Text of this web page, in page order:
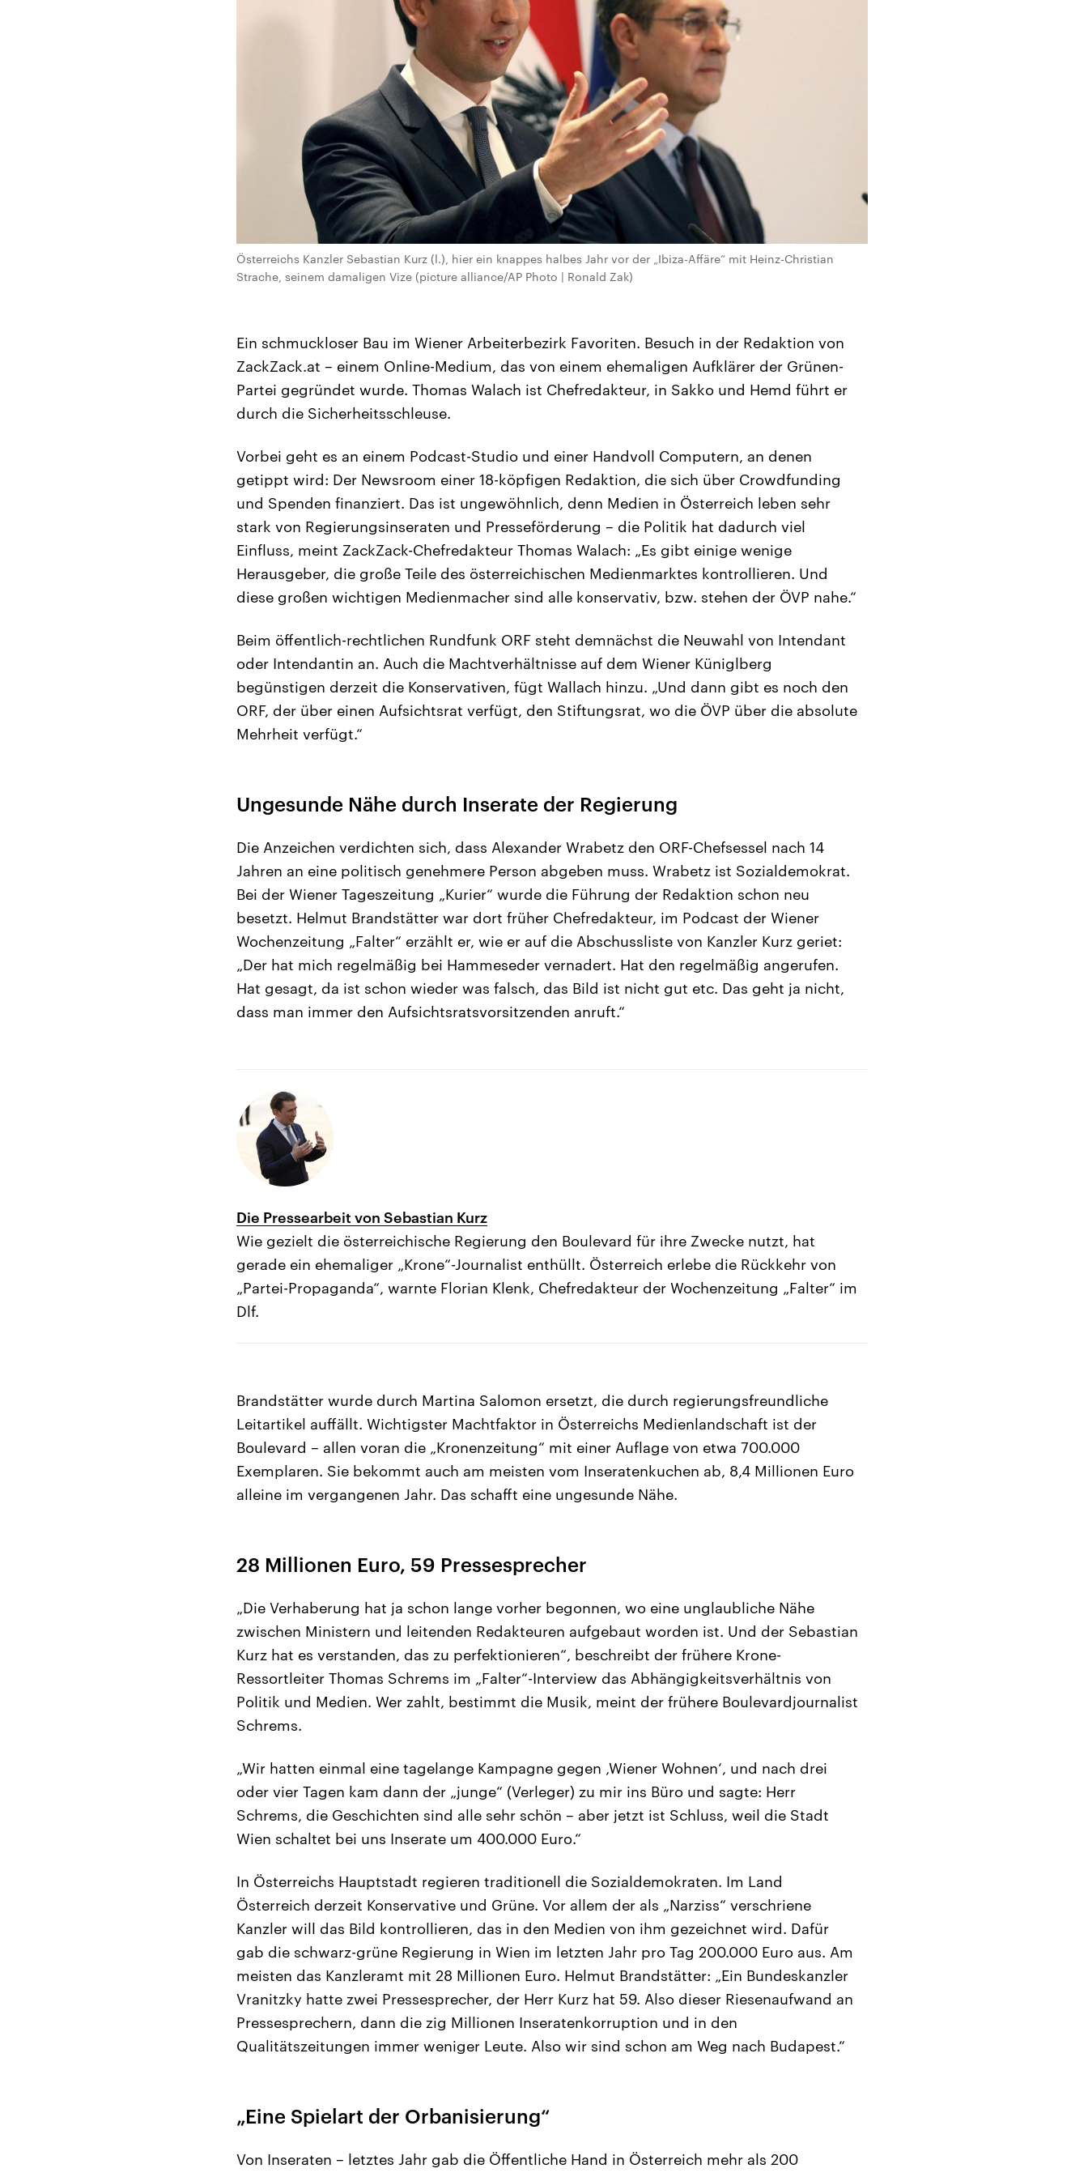
Österreichs Kanzler Sebastian Kurz (l.), hier ein knappes halbes Jahr vor der „Ibiza-Affäre“ mit Heinz-Christian
Strache, seinem damaligen Vize (picture alliance/AP Photo | Ronald Zak)
Ein schmuckloser Bau im Wiener Arbeiterbezirk Favoriten. Besuch in der Redaktion von
ZackZack.at – einem Online-Medium, das von einem ehemaligen Aufklärer der Grünen-
Partei gegründet wurde. Thomas Walach ist Chefredakteur, in Sakko und Hemd führt er
durch die Sicherheitsschleuse.
Vorbei geht es an einem Podcast-Studio und einer Handvoll Computern, an denen
getippt wird: Der Newsroom einer 18-köpfigen Redaktion, die sich über Crowdfunding
und Spenden finanziert. Das ist ungewöhnlich, denn Medien in Österreich leben sehr
stark von Regierungsinseraten und Presseförderung – die Politik hat dadurch viel
Einfluss, meint ZackZack-Chefredakteur Thomas Walach: „Es gibt einige wenige
Herausgeber, die große Teile des österreichischen Medienmarktes kontrollieren. Und
diese großen wichtigen Medienmacher sind alle konservativ, bzw. stehen der ÖVP nahe.“
Beim öffentlich-rechtlichen Rundfunk ORF steht demnächst die Neuwahl von Intendant
oder Intendantin an. Auch die Machtverhältnisse auf dem Wiener Küniglberg
begünstigen derzeit die Konservativen, fügt Wallach hinzu. „Und dann gibt es noch den
ORF, der über einen Aufsichtsrat verfügt, den Stiftungsrat, wo die ÖVP über die absolute
Mehrheit verfügt.“
Ungesunde Nähe durch Inserate der Regierung
Die Anzeichen verdichten sich, dass Alexander Wrabetz den ORF-Chefsessel nach 14
Jahren an eine politisch genehmere Person abgeben muss. Wrabetz ist Sozialdemokrat.
Bei der Wiener Tageszeitung „Kurier“ wurde die Führung der Redaktion schon neu
besetzt. Helmut Brandstätter war dort früher Chefredakteur, im Podcast der Wiener
Wochenzeitung „Falter“ erzählt er, wie er auf die Abschussliste von Kanzler Kurz geriet:
„Der hat mich regelmäßig bei Hammeseder vernadert. Hat den regelmäßig angerufen.
Hat gesagt, da ist schon wieder was falsch, das Bild ist nicht gut etc. Das geht ja nicht,
dass man immer den Aufsichtsratsvorsitzenden anruft.“
Die Pressearbeit von Sebastian Kurz
Wie gezielt die österreichische Regierung den Boulevard für ihre Zwecke nutzt, hat
gerade ein ehemaliger „Krone“-Journalist enthüllt. Österreich erlebe die Rückkehr von
„Partei-Propaganda“, warnte Florian Klenk, Chefredakteur der Wochenzeitung „Falter“ im
Dlf.
Brandstätter wurde durch Martina Salomon ersetzt, die durch regierungsfreundliche
Leitartikel auffällt. Wichtigster Machtfaktor in Österreichs Medienlandschaft ist der
Boulevard – allen voran die „Kronenzeitung“ mit einer Auflage von etwa 700.000
Exemplaren. Sie bekommt auch am meisten vom Inseratenkuchen ab, 8,4 Millionen Euro
alleine im vergangenen Jahr. Das schafft eine ungesunde Nähe.
28 Millionen Euro, 59 Pressesprecher
„Die Verhaberung hat ja schon lange vorher begonnen, wo eine unglaubliche Nähe
zwischen Ministern und leitenden Redakteuren aufgebaut worden ist. Und der Sebastian
Kurz hat es verstanden, das zu perfektionieren“, beschreibt der frühere Krone-
Ressortleiter Thomas Schrems im „Falter“-Interview das Abhängigkeitsverhältnis von
Politik und Medien. Wer zahlt, bestimmt die Musik, meint der frühere Boulevardjournalist
Schrems.
„Wir hatten einmal eine tagelange Kampagne gegen ‚Wiener Wohnen‘, und nach drei
oder vier Tagen kam dann der „junge“ (Verleger) zu mir ins Büro und sagte: Herr
Schrems, die Geschichten sind alle sehr schön – aber jetzt ist Schluss, weil die Stadt
Wien schaltet bei uns Inserate um 400.000 Euro.“
In Österreichs Hauptstadt regieren traditionell die Sozialdemokraten. Im Land
Österreich derzeit Konservative und Grüne. Vor allem der als „Narziss“ verschriene
Kanzler will das Bild kontrollieren, das in den Medien von ihm gezeichnet wird. Dafür
gab die schwarz-grüne Regierung in Wien im letzten Jahr pro Tag 200.000 Euro aus. Am
meisten das Kanzleramt mit 28 Millionen Euro. Helmut Brandstätter: „Ein Bundeskanzler
Vranitzky hatte zwei Pressesprecher, der Herr Kurz hat 59. Also dieser Riesenaufwand an
Pressesprechern, dann die zig Millionen Inseratenkorruption und in den
Qualitätszeitungen immer weniger Leute. Also wir sind schon am Weg nach Budapest.“
„Eine Spielart der Orbanisierung“
Von Inseraten – letztes Jahr gab die Öffentliche Hand in Österreich mehr als 200